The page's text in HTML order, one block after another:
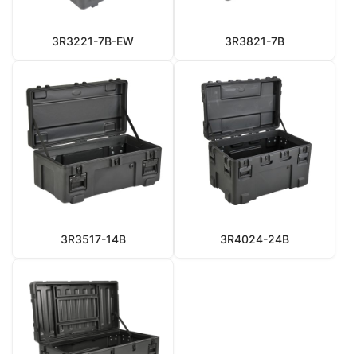
3R3221-7B-EW 3R3821-7B
3R3517-14B 3R4024-24B